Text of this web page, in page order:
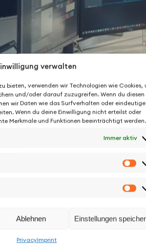
verwalten
bieten, verwenden wir Technologien wie Cookies,
und/oder darauf zuzugreifen. Wenn du diesen
wir Daten wie das Surfverhalten oder eindeutige
Wenn du deine Einwilligung nicht erteilst oder
Merkmale und Funktionen beeinträchtigt werden.
Immer aktiv
Ablehnen Einstellungen
PrivacyImprint